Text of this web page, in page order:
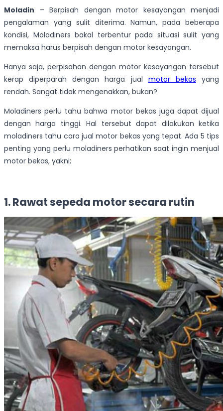
Moladin – Berpisah dengan motor kesayangan menjadi
pengalaman yang sulit diterima. Namun, pada beberapa
kondisi, Moladiners bakal terbentur pada situasi sulit yang
memaksa harus berpisah dengan motor kesayangan.
Hanya saja, perpisahan dengan motor kesayangan tersebut
kerap diperparah dengan harga jual motor bekas yang
rendah. Sangat tidak mengenakkan, bukan?
Moladiners perlu tahu bahwa motor bekas juga dapat dijual
dengan harga tinggi. Hal tersebut dapat dilakukan ketika
moladiners tahu cara jual motor bekas yang tepat. Ada 5 tips
penting yang perlu moladiners perhatikan saat ingin menjual
motor bekas, yakni;
1. Rawat sepeda motor secara rutin